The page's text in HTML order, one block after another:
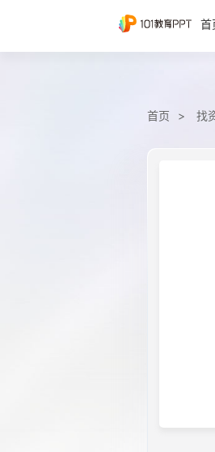
首
首页 找